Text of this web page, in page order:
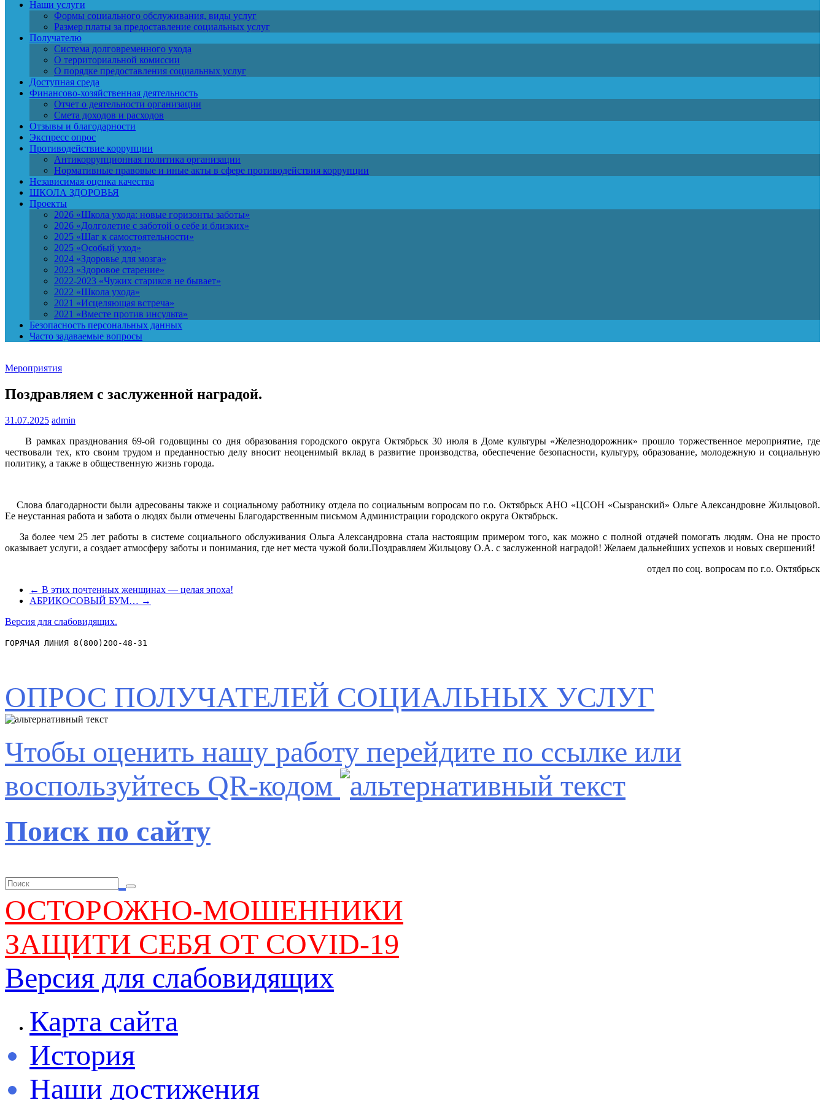
Наши услуги
Формы социального обслуживания, виды услуг
Размер платы за предоставление социальных услуг
Получателю
Система долговременного ухода
О территориальной комиссии
О порядке предоставления социальных услуг
Доступная среда
Финансово-хозяйственная деятельность
Отчет о деятельности организации
Смета доходов и расходов
Отзывы и благодарности
Экспресс опрос
Противодействие коррупции
Антикоррупционная политика организации
Нормативные правовые и иные акты в сфере противодействия коррупции
Независимая оценка качества
ШКОЛА ЗДОРОВЬЯ
Проекты
2026 «Школа ухода: новые горизонты заботы»
2026 «Долголетие с заботой о себе и близких»
2025 «Шаг к самостоятельности»
2025 «Особый уход»
2024 «Здоровье для мозга»
2023 «Здоровое старение»
2022-2023 «Чужих стариков не бывает»
2022 «Школа ухода»
2021 «Исцеляющая встреча»
2021 «Вместе против инсульта»
Безопасность персональных данных
Часто задаваемые вопросы
Мероприятия
Поздравляем с заслуженной наградой.
31.07.2025 admin
В рамках празднования 69-ой годовщины со дня образования городского округа Октябрьск 30 июля в Доме культуры «Железнодорожник» прошло торжественное мероприятие, где
чествовали тех, кто своим трудом и преданностью делу вносит неоценимый вклад в развитие производства, обеспечение безопасности, культуру, образование, молодежную и социальную
политику, а также в общественную жизнь города.
Слова благодарности были адресованы также и социальному работнику отдела по социальным вопросам по г.о. Октябрьск АНО «ЦСОН «Сызранский» Ольге Александровне Жильцовой.
Ее неустанная работа и забота о людях были отмечены Благодарственным письмом Администрации городского округа Октябрьск.
За более чем 25 лет работы в системе социального обслуживания Ольга Александровна стала настоящим примером того, как можно с полной отдачей помогать людям. Она не просто
оказывает услуги, а создает атмосферу заботы и понимания, где нет места чужой боли.Поздравляем Жильцову О.А. с заслуженной наградой! Желаем дальнейших успехов и новых свершений!
отдел по соц. вопросам по г.о. Октябрьск
← В этих почтенных женщинах — целая эпоха!
АБРИКОСОВЫЙ БУМ… →
Версия для слабовидящих.
ГОРЯЧАЯ ЛИНИЯ 8(800)200-48-31
ОПРОС ПОЛУЧАТЕЛЕЙ СОЦИАЛЬНЫХ УСЛУГ
Чтобы оценить нашу работу перейдите по ссылке или
воспользуйтесь QR-кодом
Поиск по сайту
ОСТОРОЖНО-МОШЕННИКИ
ЗАЩИТИ СЕБЯ ОТ COVID-19
Версия для слабовидящих
Карта сайта
История
Наши достижения